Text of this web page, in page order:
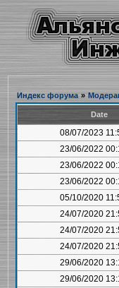
Индекс форума »
Date
08/07/2023
23/06/2022
23/06/2022
23/06/2022
05/10/2020
24/07/2020
24/07/2020
24/07/2020
29/06/2020
29/06/2020